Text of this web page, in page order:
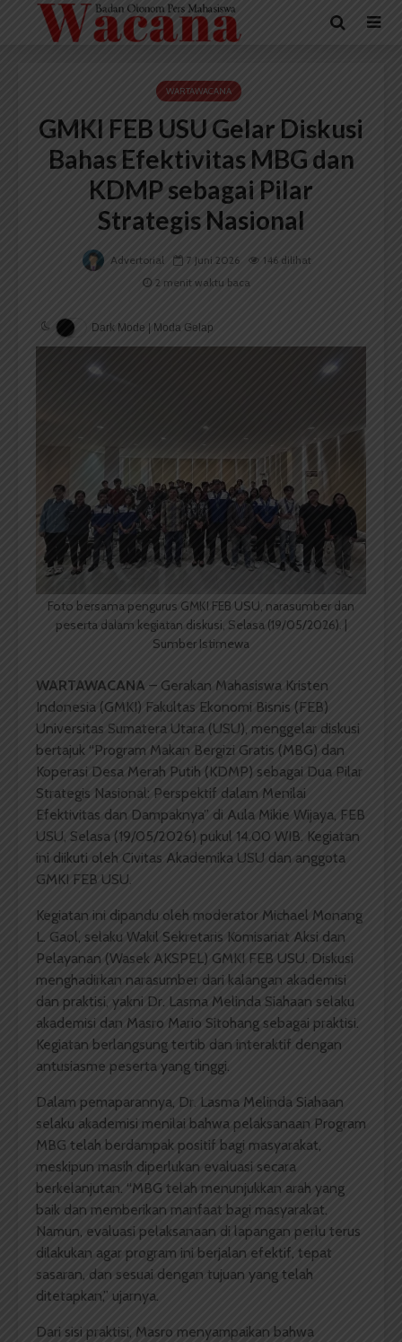
WARTAWACANA
GMKI FEB USU Gelar Diskusi
Bahas Efektivitas MBG dan
KDMP sebagai Pilar
Strategis Nasional
Advertorial 7 Juni 2026
146 dilihat
2 menit waktu baca
Dark Mode | Moda Gelap
Foto bersama pengurus GMKI FEB USU, narasumber dan
peserta dalam kegiatan diskusi, Selasa (19/05/2026). |
Sumber Istimewa
WARTAWACANA – Gerakan Mahasiswa Kristen
Indonesia (GMKI) Fakultas Ekonomi Bisnis (FEB)
Universitas Sumatera Utara (USU), menggelar diskusi
bertajuk “Program Makan Bergizi Gratis (MBG) dan
Koperasi Desa Merah Putih (KDMP) sebagai Dua Pilar
Strategis Nasional: Perspektif dalam Menilai
Efektivitas dan Dampaknya” di Aula Mikie Wijaya, FEB
USU, Selasa (19/05/2026) pukul 14.00 WIB. Kegiatan
ini diikuti oleh Civitas Akademika USU dan anggota
GMKI FEB USU.
Kegiatan ini dipandu oleh moderator Michael Monang
L. Gaol, selaku Wakil Sekretaris Komisariat Aksi dan
Pelayanan (Wasek AKSPEL) GMKI FEB USU. Diskusi
menghadirkan narasumber dari kalangan akademisi
dan praktisi, yakni Dr. Lasma Melinda Siahaan selaku
akademisi dan Masro Mario Sitohang sebagai praktisi.
Kegiatan berlangsung tertib dan interaktif dengan
antusiasme peserta yang tinggi.
Dalam pemaparannya, Dr. Lasma Melinda Siahaan
selaku akademisi menilai bahwa pelaksanaan Program
MBG telah berdampak positif bagi masyarakat,
meskipun masih diperlukan evaluasi secara
berkelanjutan. “MBG telah menunjukkan arah yang
baik dan memberikan manfaat bagi masyarakat.
Namun, evaluasi pelaksanaan di lapangan perlu terus
dilakukan agar program ini berjalan efektif, tepat
sasaran, dan sesuai dengan tujuan yang telah
ditetapkan,” ujarnya.
Dari sisi praktisi, Masro menyampaikan bahwa